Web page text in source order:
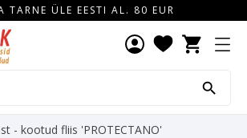
TARNE ÜLE EESTI AL. 80 EUR
shopping_cart

- kootud fliis 'PROTECTANO'